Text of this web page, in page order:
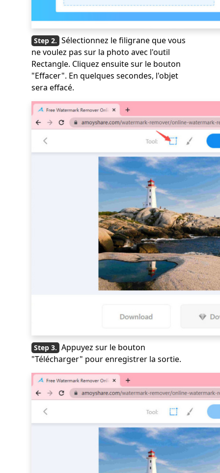
Sélectionnez le filigrane que vous
ne voulez pas sur la photo avec l'outil
Rectangle. Cliquez ensuite sur le bouton
"Effacer". En quelques secondes, l'objet
sera effacé.
Appuyez sur le bouton
"Télécharger" pour enregistrer la sortie.